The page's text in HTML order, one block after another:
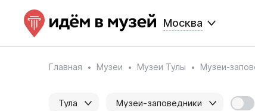
Москва
Главная Музеи Музеи Тулы Музеи-
Тула Музеи-заповедники